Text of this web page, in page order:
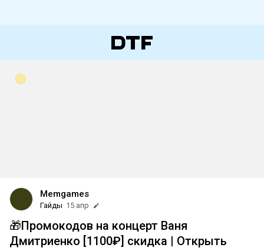
Memgames
Гайды 15 апр
🎁Промокодов на концерт Ваня
Дмитриенко [1100₽] скидка | Открыть